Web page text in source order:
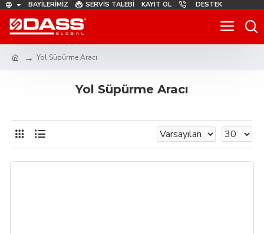
BAYILERIMIZ SERVIS TALEBI KAYIT OL DESTEK
Yol Süpürme Aracı
Yol Süpürme Aracı